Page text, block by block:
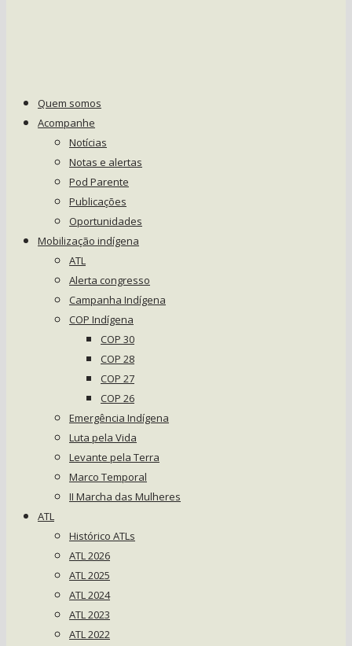
Quem somos
Acompanhe
Notícias
Notas e alertas
Pod Parente
Publicações
Oportunidades
Mobilização indígena
ATL
Alerta congresso
Campanha Indígena
COP Indígena
COP 30
COP 28
COP 27
COP 26
Emergência Indígena
Luta pela Vida
Levante pela Terra
Marco Temporal
II Marcha das Mulheres
ATL
Histórico ATLs
ATL 2026
ATL 2025
ATL 2024
ATL 2023
ATL 2022